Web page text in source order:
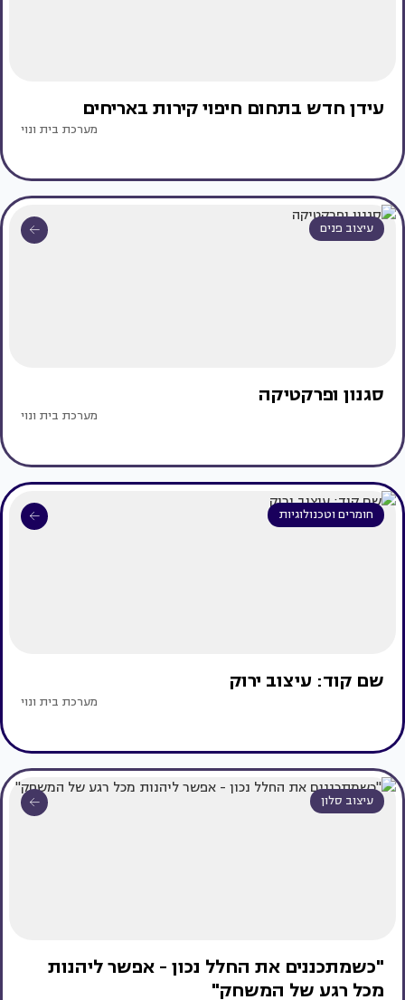
עידן חדש בתחום חיפוי קירות באריחים
מערכת בית ונוי
עיצוב פנים
סגנון ופרקטיקה
מערכת בית ונוי
חומרים וטכנולוגיות
שם קוד: עיצוב ירוק
מערכת בית ונוי
עיצוב סלון
"כשמתכננים את החלל נכון - אפשר ליהנות
מכל רגע של המשחק"